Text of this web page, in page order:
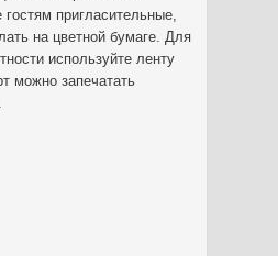
гостям пригласительные,
на цветной бумаге. Для
используйте ленту
можно запечатать